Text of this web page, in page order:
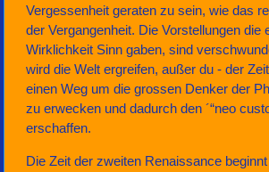
Vergessenheit geraten zu sein, wie das
der Vergangenheit. Die Vorstellungen die
Wirklichkeit Sinn gaben, sind
wird die Welt ergreifen, außer du - der
einen Weg um die grossen Denker der
zu erwecken und dadurch den ´“neo
erschaffen.
Die Zeit der zweiten Renaissance